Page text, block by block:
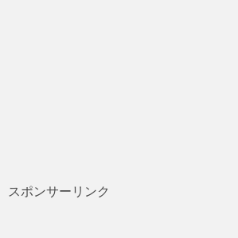
スポンサーリンク